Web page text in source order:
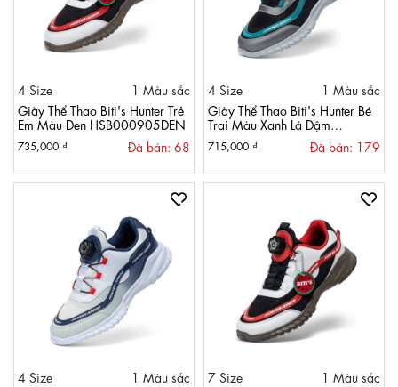
4 Size
1 Màu sắc
Giày Thể Thao Biti's Hunter Trẻ
Em Màu Đen HSB000905DEN
735,000 ₫ Đã bán: 68
4 Size
1 Màu sắc
Giày Thể Thao Biti's Hunter Bé
Trai Màu Xanh Lá Đậm
715,000 ₫ Đã bán: 179
4 Size
1 Màu sắc
7 Size
1 Màu sắc